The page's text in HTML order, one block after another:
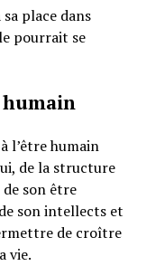
place dans
pourrait se
humain
l’être humain
de la structure
son être
son intellects et
de croître
vie.